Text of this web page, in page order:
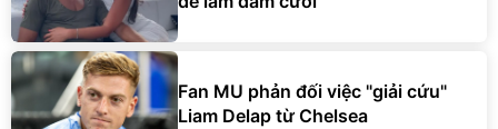
Fan MU phản đối việc "giải cứu"
Liam Delap từ Chelsea